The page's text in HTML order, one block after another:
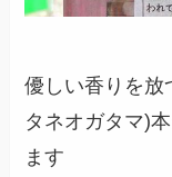
優しい香りを放
タネオガタマ)
ます